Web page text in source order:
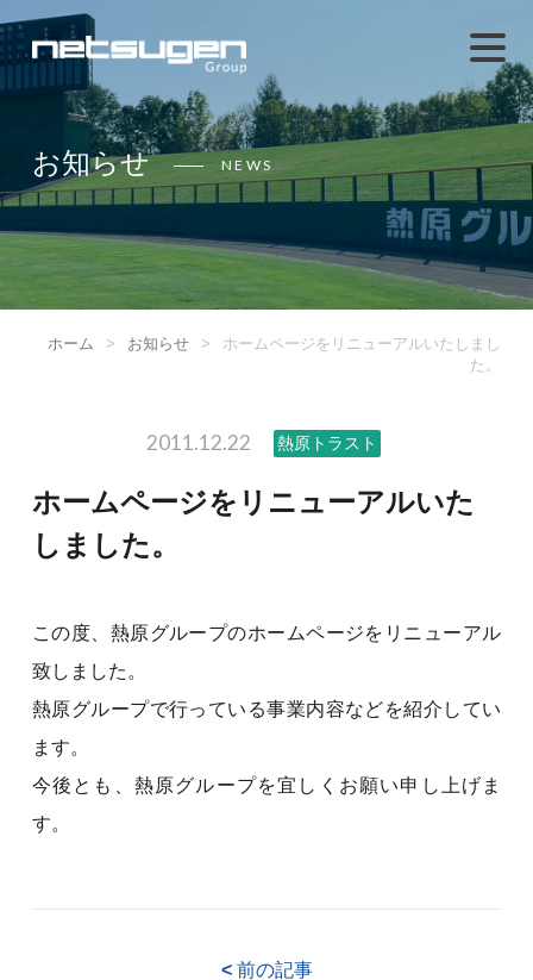
お知らせ NEWS
ホーム > お知らせ >
ホームページをリニューアルいたしまし
た。
2011.12.22 熱原トラスト
ホームページをリニューアルいた
しました。
この度、熱原グループのホームページをリニューアル
致しました。
熱原グループで行っている事業内容などを紹介してい
ます。
今後とも、熱原グループを宜しくお願い申し上げま
す。
< 前の記事